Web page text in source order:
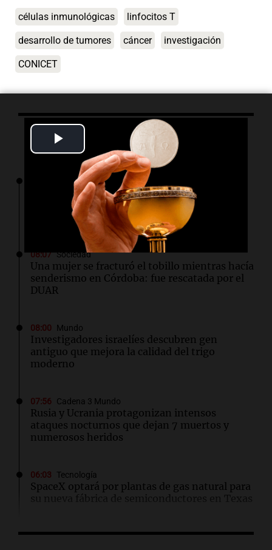
Video
células inmunológicas linfocitos T
desarrollo de tumores cáncer investigación
CONICET
Lo último
Sociedad
El domingo amaneció soleado y helado en
Córdoba: cómo seguirá el tiempo en el
arranque de la semana
08:07 Sociedad
Una mujer se fracturó el tobillo mientras hacía
senderismo en Córdoba: fue rescatada por el
DUAR
08:00 Mundo
Investigadores israelíes descubren gen
antiguo que mejora la calidad del trigo
moderno
07:56 Cadena 3 Mundo
Rusia y Ucrania protagonizan intensos
ataques nocturnos que dejan 7 muertos y
numerosos heridos
06:03 Tecnología
SpaceX optará por plantas de gas natural para
su nueva fábrica de semiconductores en Texas
04:49 Mundo